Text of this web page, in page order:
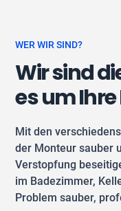
WER WIR SIND?
Wir sind
es um
Mit den
der Monteur sauber
Verstopfung
im Badezimmer,
Problem sauber,